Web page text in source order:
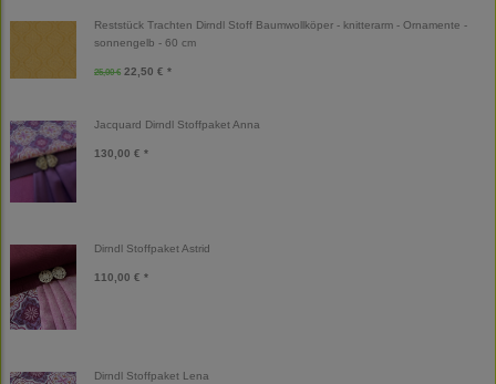
Reststück Trachten Dirndl Stoff Baumwollköper - knitterarm - Ornamente -
sonnengelb - 60 cm
25,00 € 22,50 € *
Jacquard Dirndl Stoffpaket Anna
130,00 € *
Dirndl Stoffpaket Astrid
110,00 € *
Dirndl Stoffpaket Lena